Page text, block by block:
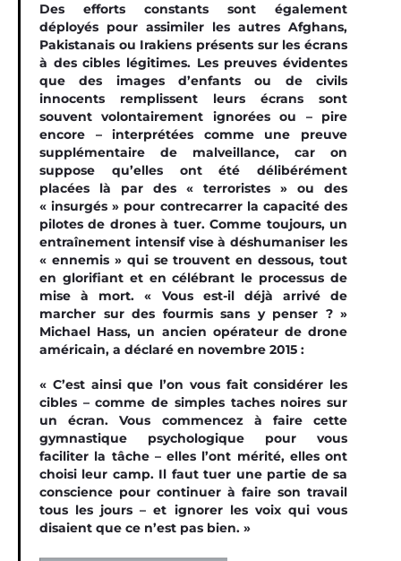
Des efforts constants sont également
déployés pour assimiler les autres Afghans,
Pakistanais ou Irakiens présents sur les écrans
à des cibles légitimes. Les preuves évidentes
que des images d’enfants ou de civils
innocents remplissent leurs écrans sont
souvent volontairement ignorées ou – pire
encore – interprétées comme une preuve
supplémentaire de malveillance, car on
suppose qu’elles ont été délibérément
placées là par des « terroristes » ou des
« insurgés » pour contrecarrer la capacité des
pilotes de drones à tuer. Comme toujours, un
entraînement intensif vise à déshumaniser les
« ennemis » qui se trouvent en dessous, tout
en glorifiant et en célébrant le processus de
mise à mort. « Vous est-il déjà arrivé de
marcher sur des fourmis sans y penser ? »
Michael Hass, un ancien opérateur de drone
américain, a déclaré en novembre 2015 :
« C’est ainsi que l’on vous fait considérer les
cibles – comme de simples taches noires sur
un écran. Vous commencez à faire cette
gymnastique psychologique pour vous
faciliter la tâche – elles l’ont mérité, elles ont
choisi leur camp. Il faut tuer une partie de sa
conscience pour continuer à faire son travail
tous les jours – et ignorer les voix qui vous
disaient que ce n’est pas bien. »